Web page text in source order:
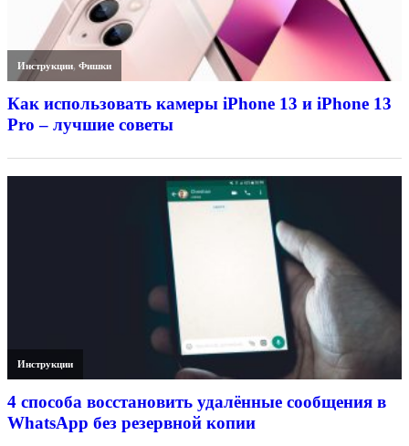
Инструкции,Фишки
Как использовать камеры iPhone 13 и iPhone 13
Pro – лучшие советы
Инструкции
4 способа восстановить удалённые сообщения в
WhatsApp без резервной копии